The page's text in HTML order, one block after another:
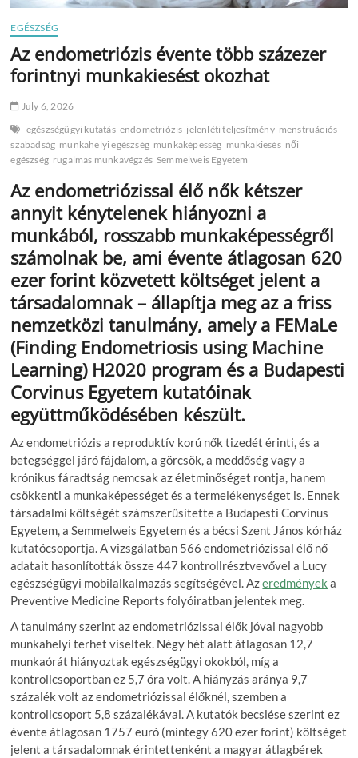
EGÉSZSÉG
Az endometriózis évente több százezer
forintnyi munkakiesést okozhat
July 6, 2026
egészségügyi kutatás endometriózis jelenléti teljesítmény menstruációs
szabadság munkahelyi egészség munkaképesség munkakiesés női
egészség rugalmas munkavégzés Semmelweis Egyetem
Az endometriózissal élő nők kétszer
annyit kénytelenek hiányozni a
munkából, rosszabb munkaképességről
számolnak be, ami évente átlagosan 620
ezer forint közvetett költséget jelent a
társadalomnak – állapítja meg az a friss
nemzetközi tanulmány, amely a FEMaLe
(Finding Endometriosis using Machine
Learning) H2020 program és a Budapesti
Corvinus Egyetem kutatóinak
együttműködésében készült.
Az endometriózis a reproduktív korú nők tizedét érinti, és a
betegséggel járó fájdalom, a görcsök, a meddőség vagy a
krónikus fáradtság nemcsak az életminőséget rontja, hanem
csökkenti a munkaképességet és a termelékenységet is. Ennek
társadalmi költségét számszerűsítette a Budapesti Corvinus
Egyetem, a Semmelweis Egyetem és a bécsi Szent János kórház
kutatócsoportja. A vizsgálatban 566 endometriózissal élő nő
adatait hasonlították össze 447 kontrollrésztvevővel a Lucy
egészségügyi mobilalkalmazás segítségével. Azeredmények a
Preventive Medicine Reports folyóiratban jelentek meg.
A tanulmány szerint az endometriózissal élők jóval nagyobb
munkahelyi terhet viseltek. Négy hét alatt átlagosan 12,7
munkaórát hiányoztak egészségügyi okokból, míg a
kontrollcsoportban ez 5,7 óra volt. A hiányzás aránya 9,7
százalék volt az endometriózissal élőknél, szemben a
kontrollcsoport 5,8 százalékával. A kutatók becslése szerint ez
évente átlagosan 1757 euró (mintegy 620 ezer forint) költséget
jelent a társadalomnak érintettenként a magyar átlagbérek